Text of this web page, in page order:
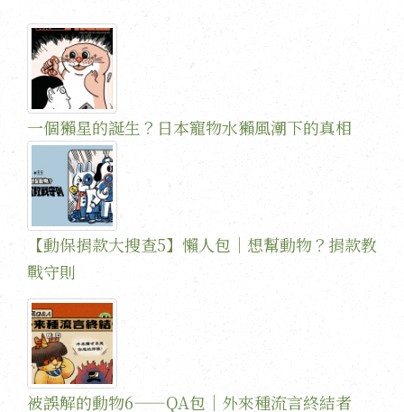
一個獺星的誕生？日本寵物水獺風潮下的真相
【動保捐款大搜查5】懶人包｜想幫動物？捐款教
戰守則
被誤解的動物6——QA包｜外來種流言終結者